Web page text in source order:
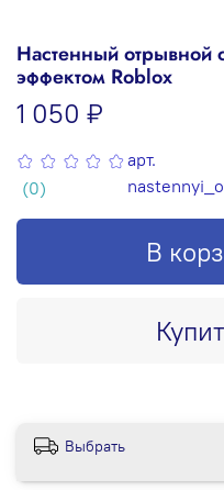
(0)
арт.
Настенный отрывной
эффектом Roblox
1 050 ₽
В
Выбрать